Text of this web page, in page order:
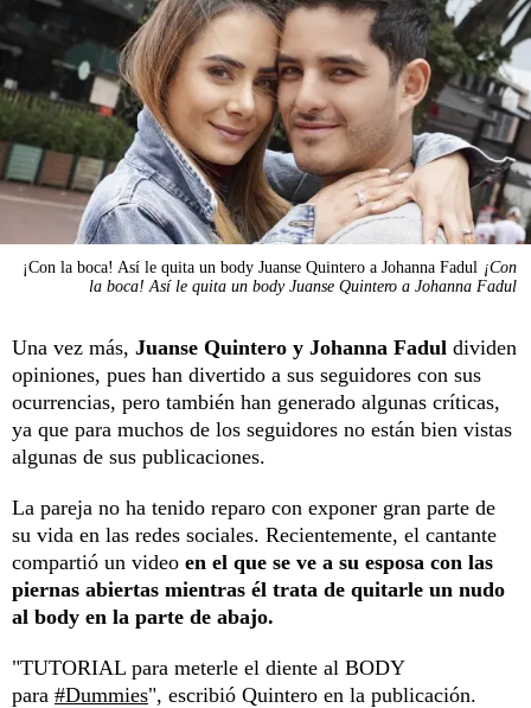
¡Con la boca! Así le quita un body Juanse Quintero a Johanna Fadul ¡Con
la boca! Así le quita un body Juanse Quintero a Johanna Fadul
Una vez más, Juanse Quintero y Johanna Fadul dividen
opiniones, pues han divertido a sus seguidores con sus
ocurrencias, pero también han generado algunas críticas,
ya que para muchos de los seguidores no están bien vistas
algunas de sus publicaciones.
La pareja no ha tenido reparo con exponer gran parte de
su vida en las redes sociales. Recientemente, el cantante
compartió un video en el que se ve a su esposa con las
piernas abiertas mientras él trata de quitarle un nudo
al body en la parte de abajo.
"TUTORIAL para meterle el diente al BODY
para #Dummies", escribió Quintero en la publicación.